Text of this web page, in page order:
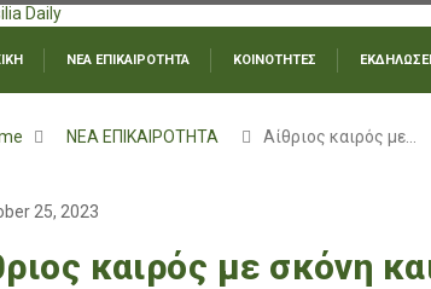
ΝΕΑ ΕΠΙΚΑΙΡΟΤΗΤΑ ΚΟΙΝΟΤΗΤΕΣ
ΝΕΑ ΕΠΙΚΑΙΡΟΤΗΤΑ Αίθριος καιρός με…
25, 2023
καιρός με σκόνη